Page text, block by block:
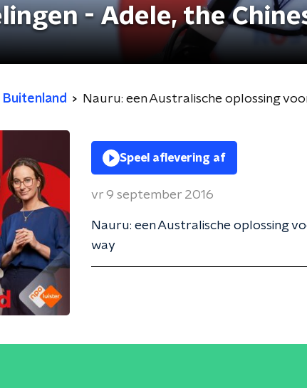
- Adele, the
Buitenland Nauru: een Australische oplossing
Speel aflevering af
vr 9 september 2016
Nauru: een Australische oplossing
way